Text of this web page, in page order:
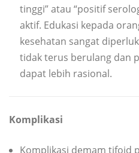
tinggi” atau “positif
aktif. Edukasi kepada
kesehatan sangat
tidak terus berulang dan
dapat lebih rasional.
Komplikasi
Komplikasi demam tifoid